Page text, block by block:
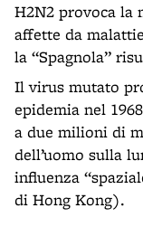
H2N2 provoca la
affette da
la “Spagnola”
Il virus mutato
epidemia nel
a due milioni di
dell’uomo sulla
influenza
di Hong Kong).